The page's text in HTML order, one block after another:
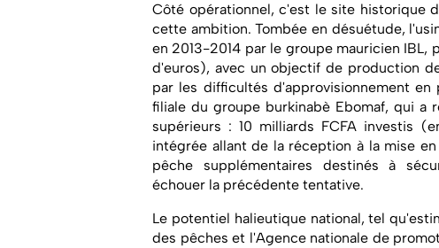
Côté opérationnel, c'est le site historique
cette ambition. Tombée en désuétude,
en 2013-2014 par le groupe mauricien IBL,
d'euros), avec un objectif de production
par les difficultés d'approvisionnement
filiale du groupe burkinabè Ebomaf, qui a
supérieurs : 10 milliards FCFA investis
intégrée allant de la réception à la mise
pêche supplémentaires destinés à
échouer la précédente tentative.
Le potentiel halieutique national, tel
des pêches et l'Agence nationale de